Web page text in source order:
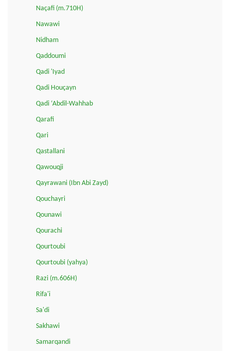
Naçafi (m.710H)
Nawawi
Nidham
Qaddoumi
Qadi 'Iyad
Qadi Houçayn
Qadi ‘Abdil-Wahhab
Qarafi
Qari
Qastallani
Qawouqji
Qayrawani (Ibn Abi Zayd)
Qouchayri
Qounawi
Qourachi
Qourtoubi
Qourtoubi (yahya)
Razi (m.606H)
Rifa'i
Sa'di
Sakhawi
Samarqandi